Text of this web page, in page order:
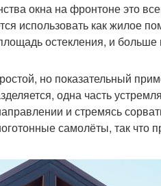
окна на фронтоне это
использовать как жилое
остекления, и
но показательный
одна часть
и стремясь
самолёты, так что